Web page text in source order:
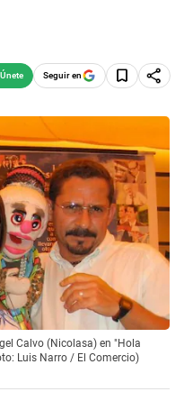
Seguir en
Calvo (Nicolasa) en "Hola
Luis Narro / El Comercio)